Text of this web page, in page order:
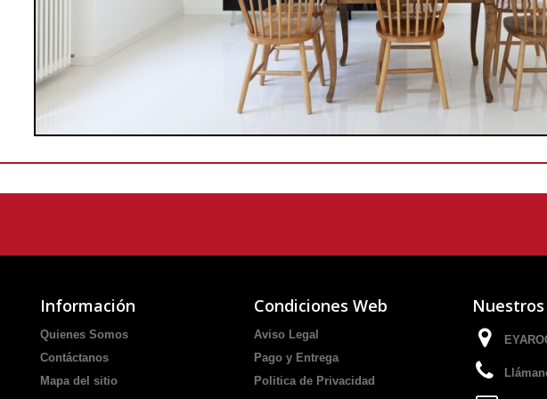
Información
Quienes Somos
Contáctanos
Mapa del sitio
Condiciones Web
Aviso Legal
Pago y Entrega
Politica de Privacidad